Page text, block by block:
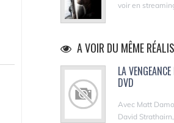
voir en
A VOIR DU MÊME
LA
DVD
Avec Matt
David